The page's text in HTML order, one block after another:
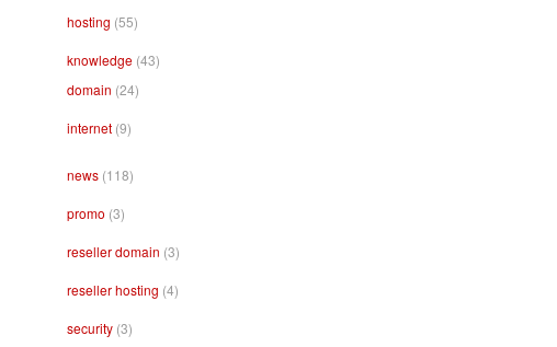
hosting (55)
knowledge (43)
domain (24)
internet (9)
news (118)
promo (3)
reseller domain (3)
reseller hosting (4)
security (3)